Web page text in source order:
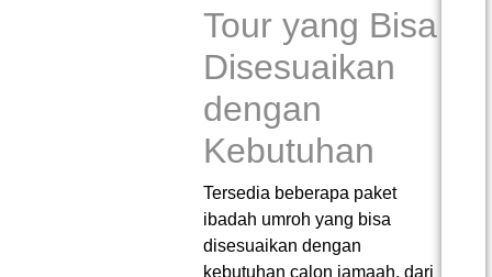
Tour yang Bisa
Disesuaikan
dengan
Kebutuhan
Tersedia beberapa paket
ibadah umroh yang bisa
disesuaikan dengan
kebutuhan calon jamaah, dari